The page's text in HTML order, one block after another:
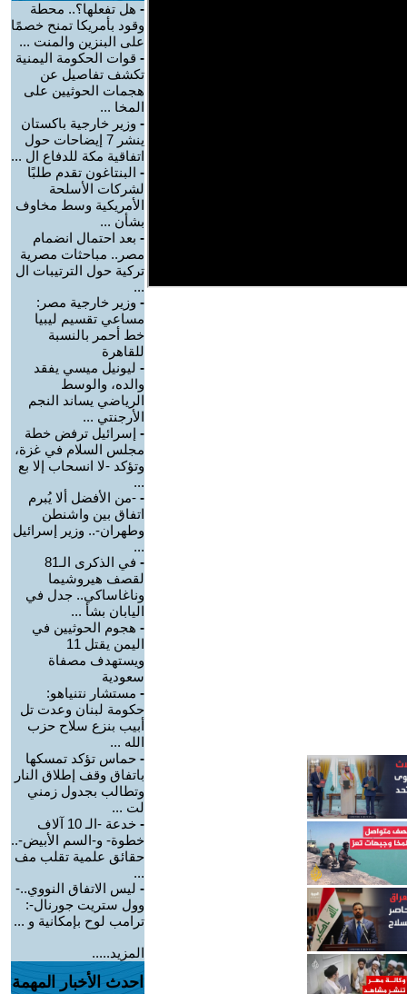
- هل تفعلها؟.. محطة
وقود بأمريكا تمنح خصمًا
على البنزين والمنت ...
- قوات الحكومة اليمنية
تكشف تفاصيل عن
هجمات الحوثيين على
المخا ...
- وزير خارجية باكستان
ينشر 7 إيضاحات حول
اتفاقية مكة للدفاع ال ...
- البنتاغون تقدم طلبًا
لشركات الأسلحة
الأمريكية وسط مخاوف
بشأن ...
- بعد احتمال انضمام
مصر.. مباحثات مصرية
تركية حول الترتيبات ال
...
- وزير خارجية مصر:
مساعي تقسيم ليبيا
خط أحمر بالنسبة
للقاهرة
- ليونيل ميسي يفقد
والده، والوسط
الرياضي يساند النجم
الأرجنتي ...
- إسرائيل ترفض خطة
مجلس السلام في غزة،
وتؤكد -لا انسحاب إلا بع
...
- -من الأفضل ألا يُبرم
اتفاق بين واشنطن
وطهران-.. وزير إسرائيل
...
-
في الذكرى الـ81
لقصف هيروشيما
وناغاساكي.. جدل في
اليابان بشأ ...
- هجوم الحوثيين في
اليمن يقتل 11
ويستهدف مصفاة
سعودية
- مستشار نتنياهو:
حكومة لبنان وعدت تل
أبيب بنزع سلاح حزب
الله ...
- حماس تؤكد تمسكها
باتفاق وقف إطلاق النار
وتطالب بجدول زمني
لت ...
-
خدعة -الـ 10 آلاف
خطوة- و-السم الأبيض-..
حقائق علمية تقلب مف
...
- ليس الاتفاق النووي..-
وول ستريت جورنال-:
ترامب لوح بإمكانية و ...
المزيد.....
احدث الأخبار المهمة